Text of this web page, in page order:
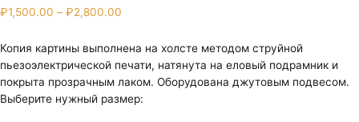
₽1,500.00 – ₽2,800.00
₽1,500.00
–
₽2,800.00
Копия картины выполнена на холсте методом струйной
пьезоэлектрической печати, натянута на еловый подрамник и
покрыта прозрачным лаком. Оборудована джутовым подвесом.
Выберите нужный размер: